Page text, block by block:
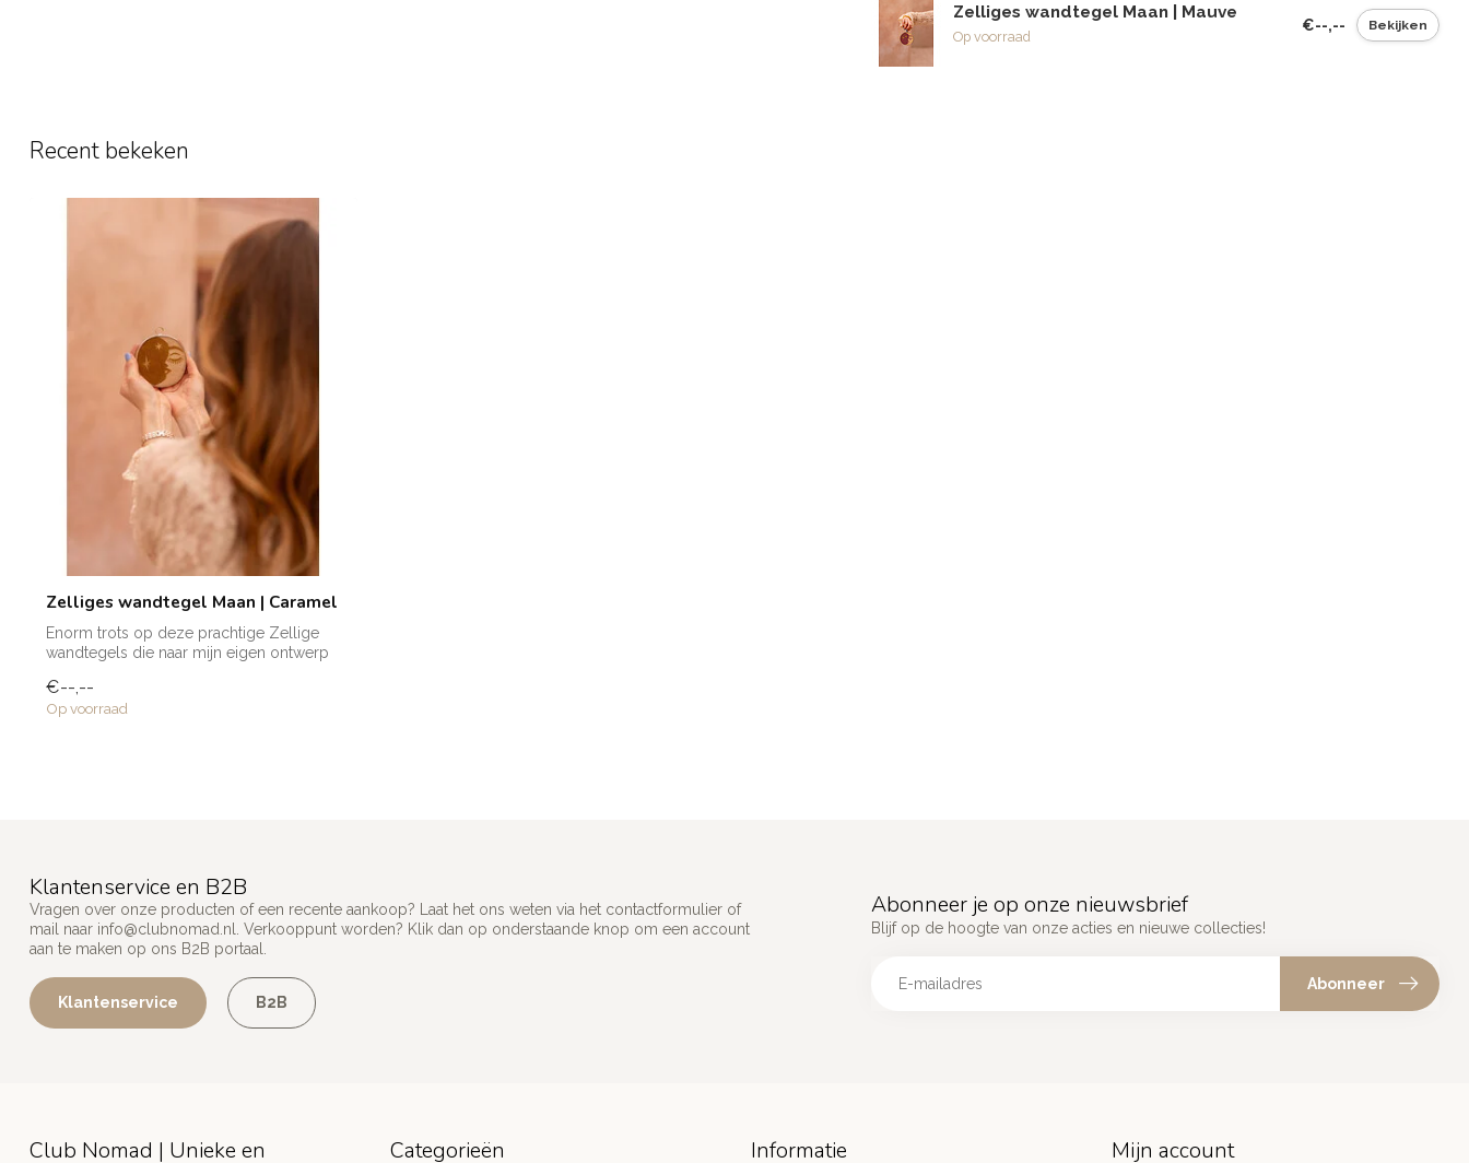
Zelliges wandtegel Maan | Mauve
Op voorraad
€--,-- Bekijken
Recent bekeken
Zelliges wandtegel Maan | Caramel
Enorm trots op deze prachtige Zellige
wandtegels die naar mijn eigen ontwerp
€--,--
Op voorraad
Klantenservice en B2B
Vragen over onze producten of een recente aankoop? Laat het ons weten via het contactformulier of
mail naar info@clubnomad.nl. Verkooppunt worden? Klik dan op onderstaande knop om een account
aan te maken op ons B2B portaal.
Klantenservice B2B
Abonneer je op onze nieuwsbrief
Blijf op de hoogte van onze acties en nieuwe collecties!
Abonneer
Club Nomad | Unieke en
Categorieën Informatie Mijn account